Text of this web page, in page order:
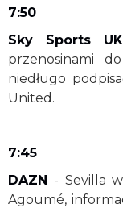
7:50
Sky Sports
przenosinami
niedługo
United.
7:45
DAZN - Sevilla
Agoumé,